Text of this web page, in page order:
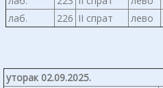
лаб.
226 II спрат лево
уторак 02.09.2025.